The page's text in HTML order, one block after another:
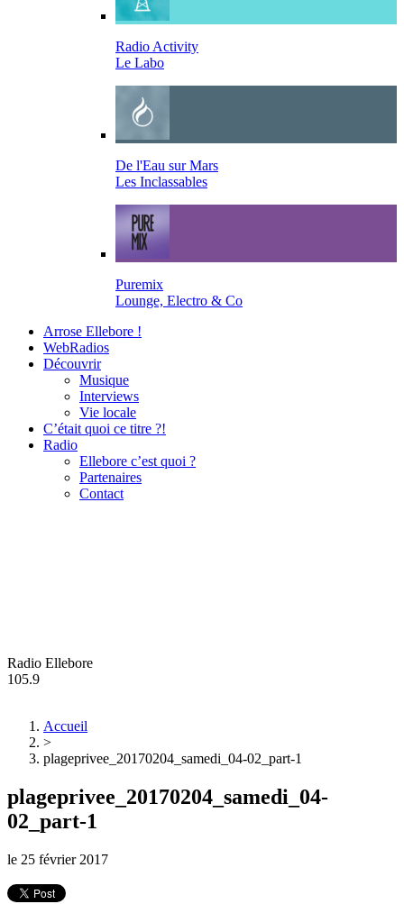
Radio Activity
Le Labo
De l'Eau sur Mars
Les Inclassables
Puremix
Lounge, Electro & Co
Arrose Ellebore !
WebRadios
Découvrir
Musique
Interviews
Vie locale
C’était quoi ce titre ?!
Radio
Ellebore c’est quoi ?
Partenaires
Contact
Radio Ellebore
105.9
Accueil
>
plageprivee_20170204_samedi_04-02_part-1
plageprivee_20170204_samedi_04-
02_part-1
le 25 février 2017